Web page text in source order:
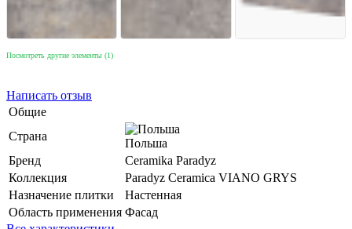
Посмотреть другие элементы (1)
Написать отзыв
Общие
Страна
Польша
Бренд
Ceramika Paradyz
Коллекция
Paradyz Ceramica VIANO GRYS
Назначение плитки
Настенная
Область применения Фасад